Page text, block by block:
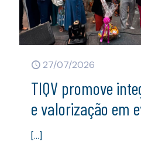
27/07/2026
TIQV promove
e valorização em
[…]